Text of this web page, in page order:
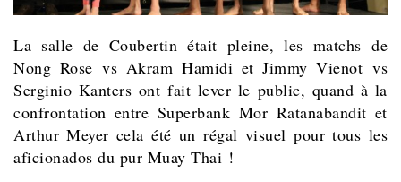
La salle de Coubertin était pleine, les matchs de
Nong Rose vs Akram Hamidi et Jimmy Vienot vs
Serginio Kanters ont fait lever le public, quand à la
confrontation entre Superbank Mor Ratanabandit et
Arthur Meyer cela été un régal visuel pour tous les
aficionados du pur Muay Thai !